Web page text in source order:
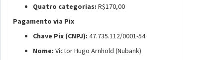
Quatro categorias: R$170,00
Pagamento via Pix
Chave Pix (CNPJ): 47.735.112/0001-54
Nome: Victor Hugo Arnhold (Nubank)